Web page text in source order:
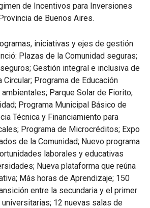
de Incentivos para Inversiones
de Buenos Aires.
iniciativas y ejes de gestión
Plazas de la Comunidad seguras;
Gestión integral e inclusiva de
Programa de Educación
Parque Solar de Fiorito;
Programa Municipal Básico de
Técnica y Financiamiento para
Programa de Microcréditos; Expo
de la Comunidad; Nuevo programa
laborales y educativas
Nueva plataforma que reúna
Más horas de Aprendizaje; 150
entre la secundaria y el primer
12 nuevas salas de